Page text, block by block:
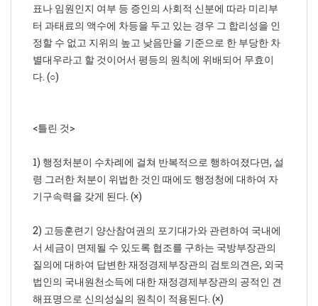
표나 임원인지 여부 등 증인의 사회적 신분에 따라 미리부
터 과태료의 액수에 차등을 두고 있는 경우 그 합리성을 인
정할 수 없고 지위의 높고 낮음만을 기준으로 한 부당한 차
별대우라고 할 것이어서 평등의 원칙에 위배되어 무효이
다. (○)
<틀린 것>
1) 행정처분이 수차례에 걸쳐 반복적으로 행하여졌다면, 설
령 그러한 처분이 위법한 것인 때에도 행정청에 대하여 자
기구속력을 갖게 된다. (×)
2) 고등훈련기 양산참여권의 포기대가와 관련하여 국내에
서 세금이 면제될 수 있도록 협조를 구하는 국방부장관의
질의에 대하여 답변한 재정경제부장관의 검토의견은, 외국
법인의 국내원천소득에 대한 재정경제부장관의 공적인 견
해표명으로 신의성실의 원칙이 적용된다. (×)